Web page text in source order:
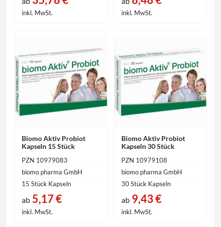
inkl. MwSt. inkl. MwSt.
Biomo Aktiv Probiot
Kapseln 15 Stück
PZN 10979083
biomo pharma GmbH
15 Stück Kapseln
ab 5,17 €
inkl. MwSt.
Biomo Aktiv Probiot
Kapseln 30 Stück
PZN 10979108
biomo pharma GmbH
30 Stück Kapseln
ab9,43 €
inkl. MwSt.